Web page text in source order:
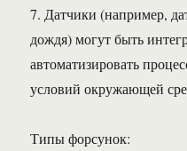
7. Датчики (например,
дождя) могут быть
автоматизировать
условий окружающей
Типы форсунок: